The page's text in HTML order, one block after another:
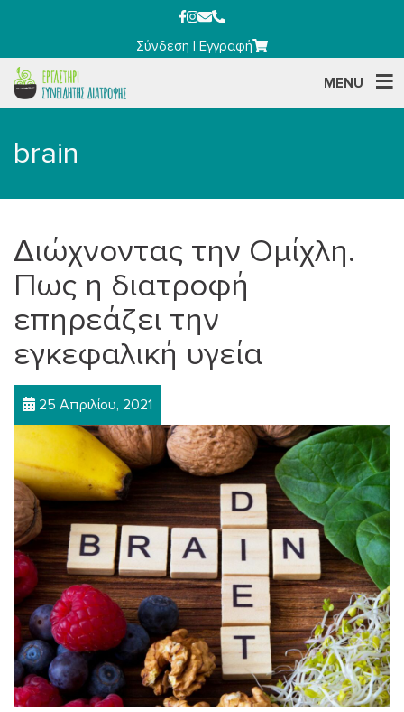
Σύνδεση |Εγγραφή
MENU
brain
Διώχνοντας την Ομίχλη.
Πως η διατροφή
επηρεάζει την
εγκεφαλική υγεία
25 Απριλίου, 2021